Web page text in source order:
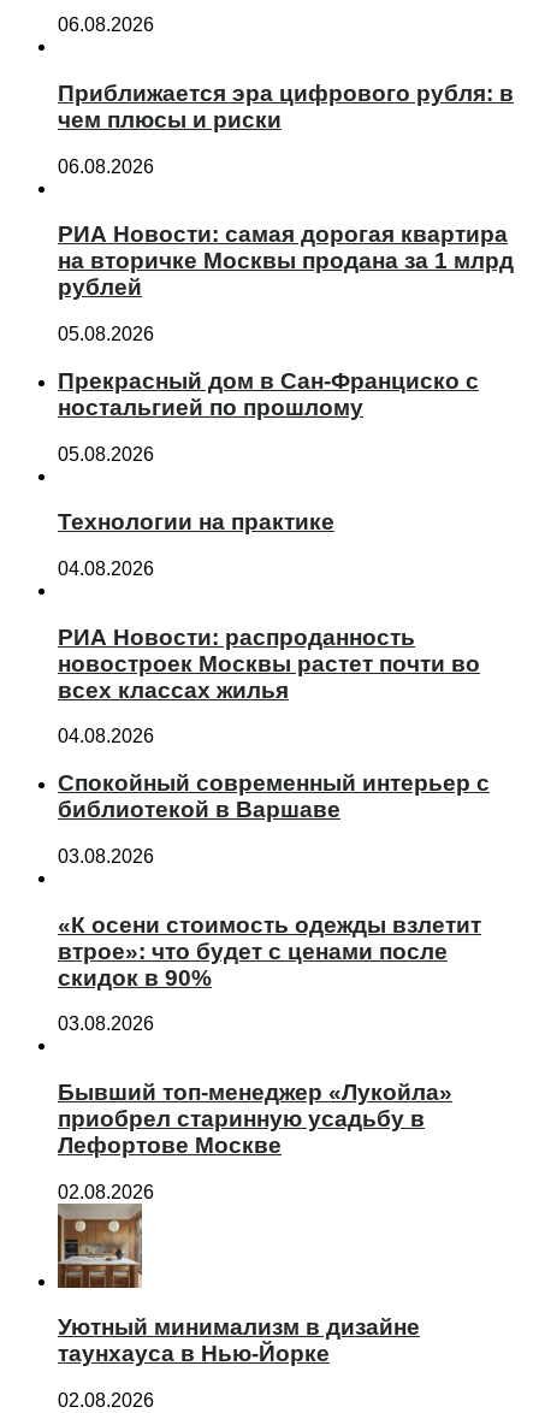
06.08.2026
Приближается эра цифрового рубля: в
чем плюсы и риски
06.08.2026
РИА Новости: самая дорогая квартира
на вторичке Москвы продана за 1 млрд
рублей
05.08.2026
Прекрасный дом в Сан-Франциско с
ностальгией по прошлому
05.08.2026
Технологии на практике
04.08.2026
РИА Новости: распроданность
новостроек Москвы растет почти во
всех классах жилья
04.08.2026
Спокойный современный интерьер с
библиотекой в Варшаве
03.08.2026
«К осени стоимость одежды взлетит
втрое»: что будет с ценами после
скидок в 90%
03.08.2026
Бывший топ-менеджер «Лукойла»
приобрел старинную усадьбу в
Лефортове Москве
02.08.2026
Уютный минимализм в дизайне
таунхауса в Нью-Йорке
02.08.2026